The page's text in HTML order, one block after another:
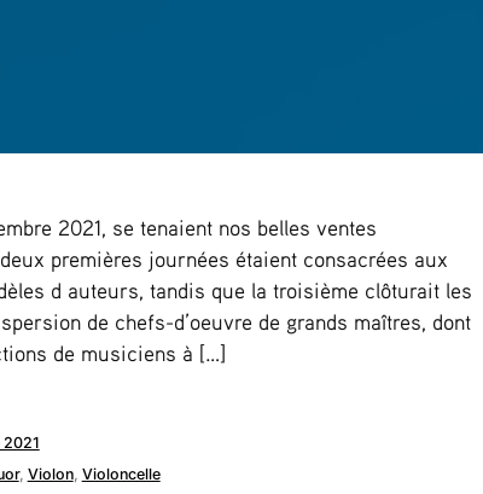
2021, se tenaient nos belles ventes
premières journées étaient consacrées aux
d auteurs, tandis que la troisième clôturait les
de chefs-d’oeuvre de grands maîtres, dont
de musiciens à […]
2021
, Violon, Violoncelle